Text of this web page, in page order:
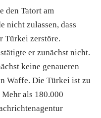
den Tatort am
nicht zulassen, dass
Türkei zerstöre.
er zunächst nicht.
keine genaueren
Waffe. Die Türkei ist zu
als 180.000